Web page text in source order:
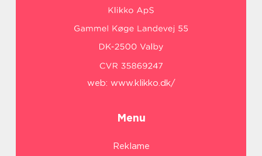
web: www.klikko.dk/
Menu
Reklame